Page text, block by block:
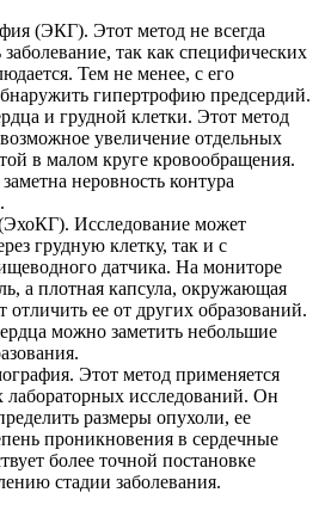
(ЭКГ). Этот метод не всегда
так как специфических
Тем не менее, с его
гипертрофию предсердий.
и грудной клетки. Этот метод
увеличение отдельных
в малом круге кровообращения.
неровность контура
Исследование может
грудную клетку, так и с
датчика. На мониторе
а плотная капсула, окружающая
отличить ее от других образований.
можно заметить небольшие
Этот метод применяется
лабораторных исследований. Он
размеры опухоли, ее
проникновения в сердечные
более точной постановке
стадии заболевания.